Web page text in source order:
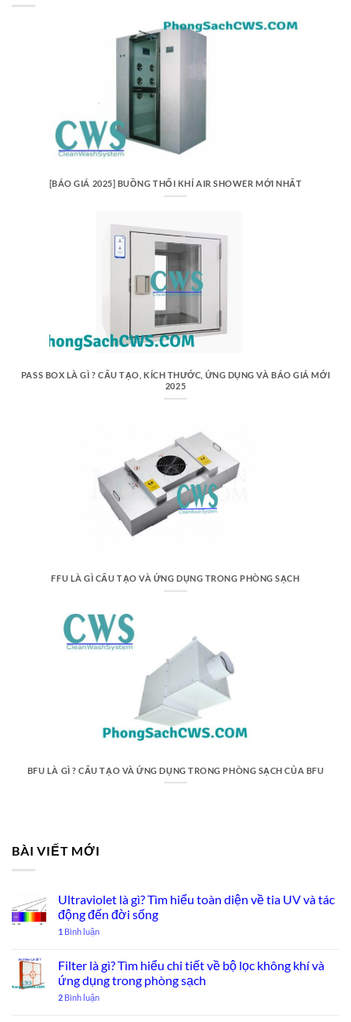
[BÁO GIÁ 2025] BUỒNG THỔI KHÍ AIR SHOWER MỚI NHẤT
PASS BOX LÀ GÌ ? CẤU TẠO, KÍCH THƯỚC, ỨNG DỤNG VÀ BÁO GIÁ MỚI
2025
FFU LÀ GÌ CẤU TẠO VÀ ỨNG DỤNG TRONG PHÒNG SẠCH
BFU LÀ GÌ ? CẤU TẠO VÀ ỨNG DỤNG TRONG PHÒNG SẠCH CỦA BFU
BÀI VIẾT MỚI
Ultraviolet là gì? Tìm hiểu toàn diện về tia UV và tác
động đến đời sống
1 Bình luận
Filter là gì? Tìm hiểu chi tiết về bộ lọc không khí và
ứng dụng trong phòng sạch
2 Bình luận